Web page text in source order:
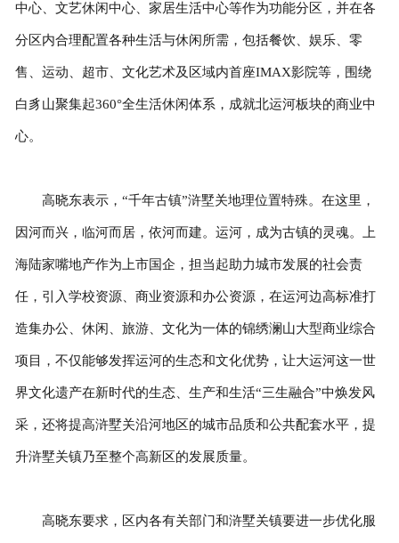
中心、文艺休闲中心、家居生活中心等作为功能分区，并在各
分区内合理配置各种生活与休闲所需，包括餐饮、娱乐、零
售、运动、超市、文化艺术及区域内首座IMAX影院等，围绕
白豸山聚集起360°全生活休闲体系，成就北运河板块的商业中
心。
高晓东表示，“千年古镇”浒墅关地理位置特殊。在这里，
因河而兴，临河而居，依河而建。运河，成为古镇的灵魂。上
海陆家嘴地产作为上市国企，担当起助力城市发展的社会责
任，引入学校资源、商业资源和办公资源，在运河边高标准打
造集办公、休闲、旅游、文化为一体的锦绣澜山大型商业综合
项目，不仅能够发挥运河的生态和文化优势，让大运河这一世
界文化遗产在新时代的生态、生产和生活“三生融合”中焕发风
采，还将提高浒墅关沿河地区的城市品质和公共配套水平，提
升浒墅关镇乃至整个高新区的发展质量。
高晓东要求，区内各有关部门和浒墅关镇要进一步优化服